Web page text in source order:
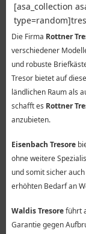
[asa_collection
Die Firma Rottner
verschiedener
und robuste
Tresor bietet auf
ländlichen Raum als
schafft es Rottner
anzubieten.
Eisenbach Tresore
ohne weitere
und somit sicher
erhöhten Bedarf an
Waldis Tresoreführt
Garantie gegen